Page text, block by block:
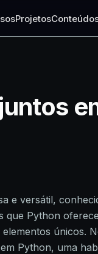
Projetos
e versátil,
que Python
únicos.
Python, uma